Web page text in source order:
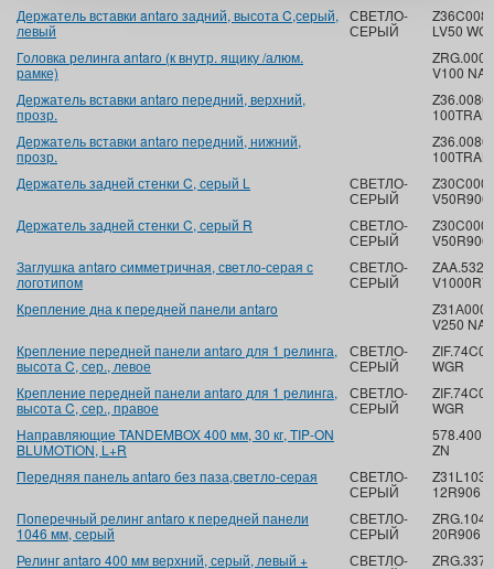
Держатель вставки antaro задний, высота C,серый,
левый
СВЕТЛО-
СЕРЫЙ
LV50
Головка релинга antaro (к внутр. ящику /алюм.
рамке)
V100 NA
Держатель вставки antaro передний, верхний,
прозр.
100TRAN
Держатель вставки antaro передний, нижний,
прозр.
100TRAN
Держатель задней стенки C, серый L
СВЕТЛО-
СЕРЫЙ
V50R906
Держатель задней стенки C, серый R
СВЕТЛО-
СЕРЫЙ
V50R906
Заглушка antaro симметричная, светло-серая с
логотипом
СВЕТЛО-
СЕРЫЙ
Крепление дна к передней панели antaro
V250 NA
Крепление передней панели antaro для 1 релинга,
высота C, сер., левое
СВЕТЛО-
СЕРЫЙ
ZIF.74C0
WGR
Крепление передней панели antaro для 1 релинга,
высота C, сер., правое
СВЕТЛО-
СЕРЫЙ
ZIF.74C0
WGR
Направляющие TANDEMBOX 400 мм, 30 кг, TIP-ON
BLUMOTION, L+R
ZN
Передняя панель antaro без паза,светло-серая
СВЕТЛО-
СЕРЫЙ
12R906
Поперечный релинг antaro к передней панели
1046 мм, серый
СВЕТЛО-
СЕРЫЙ
20R906
Релинг antaro 400 мм верхний, серый, левый +
СВЕТЛО-